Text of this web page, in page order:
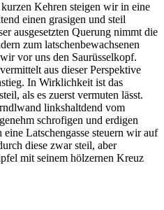
Kehren steigen wir in eine
einen grasigen und steil
ausgesetzten Querung nimmt die
zum latschenbewachsenen
vor uns den Saurüsselkopf.
aus dieser Perspektive
In Wirklichkeit ist das
als es zuerst vermuten lässt.
linkshaltdend vom
schrofigen und erdigen
Latschengasse steuern wir auf
diese zwar steil, aber
mit seinem hölzernen Kreuz